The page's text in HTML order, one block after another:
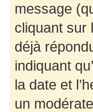
message
cliquant sur
déjà
indiquant
la date et
un